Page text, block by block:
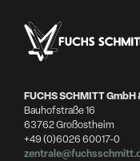
FUCHS SCHMITT GmbH
Bauhofstraße 16
63762 Großostheim
+49 (0)6026 60017-0